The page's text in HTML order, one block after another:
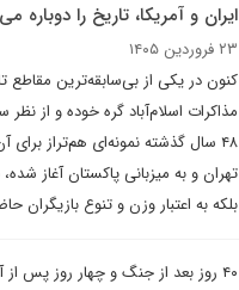
ایران و آمریکا، تاریخ را دوباره
۲۳ فروردین ۱۴۰۵
کنون در یکی از بی‌سابقه‌ترین مقاطع
مذاکرات اسلام‌آباد گره خوده و از
بلکه به اعتبار وزن و تنوع
۴۰ روز بعد از جنگ و چهار روز پس